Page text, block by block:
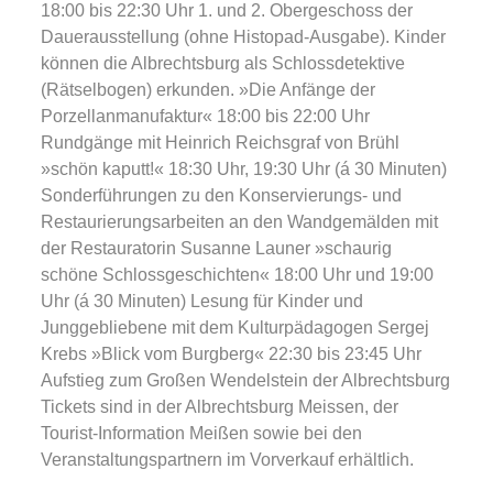
18:00 bis 22:30 Uhr 1. und 2. Obergeschoss der
Dauerausstellung (ohne Histopad-Ausgabe). Kinder
können die Albrechtsburg als Schlossdetektive
(Rätselbogen) erkunden. »Die Anfänge der
Porzellanmanufaktur« 18:00 bis 22:00 Uhr
Rundgänge mit Heinrich Reichsgraf von Brühl
»schön kaputt!« 18:30 Uhr, 19:30 Uhr (á 30 Minuten)
Sonderführungen zu den Konservierungs- und
Restaurierungsarbeiten an den Wandgemälden mit
der Restauratorin Susanne Launer »schaurig
schöne Schlossgeschichten« 18:00 Uhr und 19:00
Uhr (á 30 Minuten) Lesung für Kinder und
Junggebliebene mit dem Kulturpädagogen Sergej
Krebs »Blick vom Burgberg« 22:30 bis 23:45 Uhr
Aufstieg zum Großen Wendelstein der Albrechtsburg
Tickets sind in der Albrechtsburg Meissen, der
Tourist-Information Meißen sowie bei den
Veranstaltungspartnern im Vorverkauf erhältlich.